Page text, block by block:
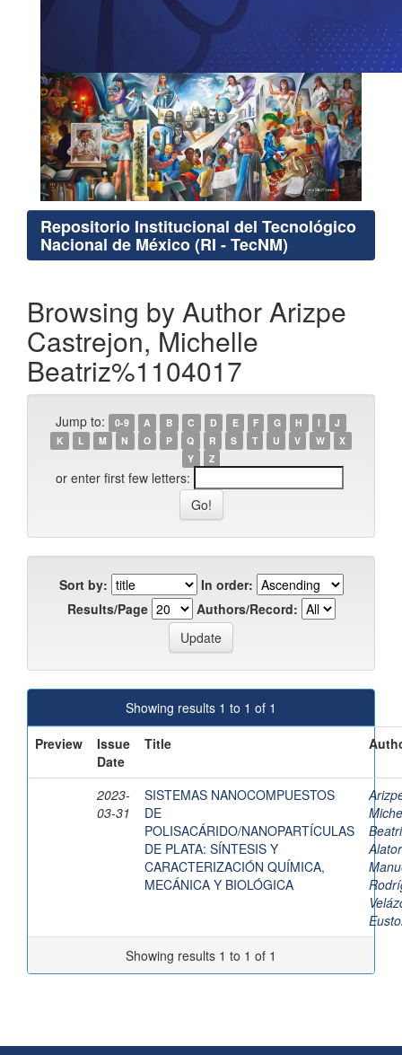
Repositorio Institucional del Tecnológico
Nacional de México (RI - TecNM)
Browsing by Author Arizpe
Castrejon, Michelle
Beatriz%1104017
Jump to: 0-9 A B C D E F G H I
J
K
L M N O P Q R S T U V W
X
Y
Z
or enter first few letters:
Sort by:
In order:
Results/Page
Authors/Record:
Showing results 1 to 1 of 1
Preview
Issue
Date
Title
2023-
03-31
SISTEMAS NANOCOMPUESTOS
DE
POLISACÁRIDO/NANOPARTÍCULAS
DE PLATA: SÍNTESIS Y
CARACTERIZACIÓN QUÍMICA,
MECÁNICA Y BIOLÓGICA
Showing results 1 to 1 of 1